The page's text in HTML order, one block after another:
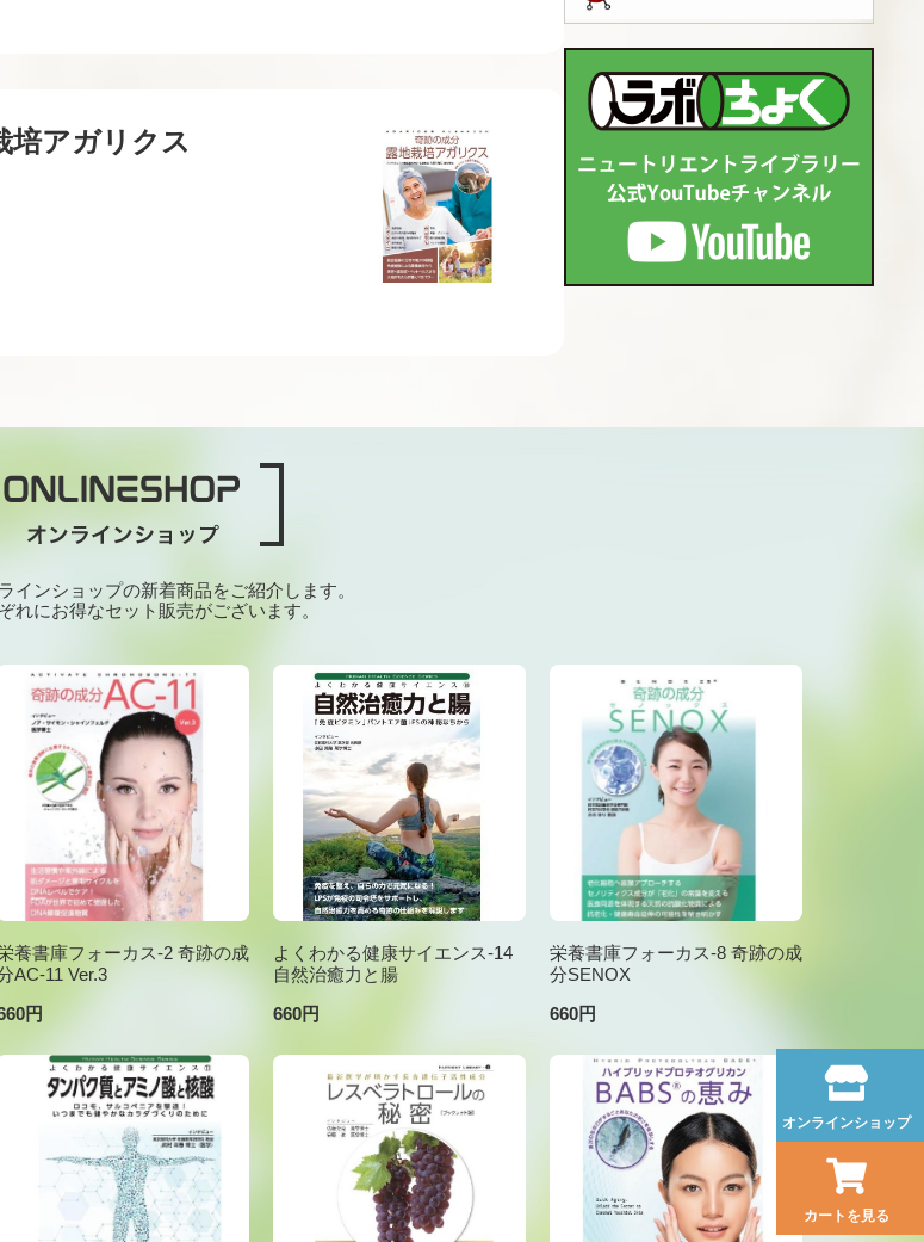
オンラインショップ
カートを見る
培アガリクス
インショップの新着商品をご紹介します。
れにお得なセット販売がございます。
養書庫フォーカス-2 奇跡の成
AC-11 Ver.3
円
よくわかる健康サイエンス-14
自然治癒力と腸
660円
栄養書庫フォーカス-8 奇跡の成
分SENOX
660円